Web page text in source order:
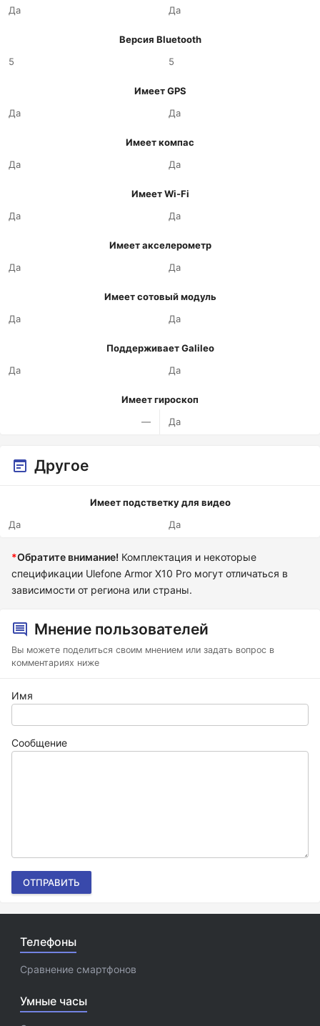
Да
Да
Версия Bluetooth
5
5
Имеет GPS
Да
Да
Имеет компас
Да
Да
Имеет Wi-Fi
Да
Да
Имеет акселерометр
Да
Да
Имеет сотовый модуль
Да
Да
Поддерживает Galileo
Да
Да
Имеет гироскоп
—
Да
Другое
Имеет подстветку для видео
Да
Да
*Обратите внимание! Комплектация и некоторые
спецификации Ulefone Armor X10 Pro могут отличаться в
зависимости от региона или страны.
Мнение пользователей
Вы можете поделиться своим мнением или задать вопрос в
комментариях ниже
Имя
Сообщение
ОТПРАВИТЬ
Телефоны
Сравнение смартфонов
Умные часы